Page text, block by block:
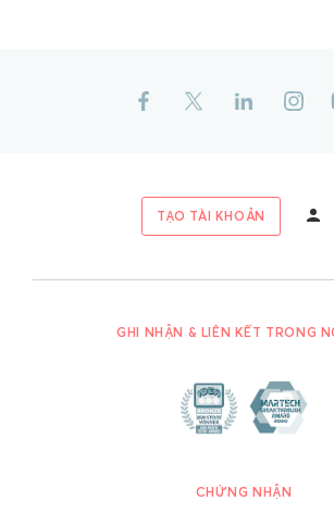
TẠO TÀI KHOẢN
GHI NHẬN & LIÊN KẾT TRONG
CHỨNG NHẬN